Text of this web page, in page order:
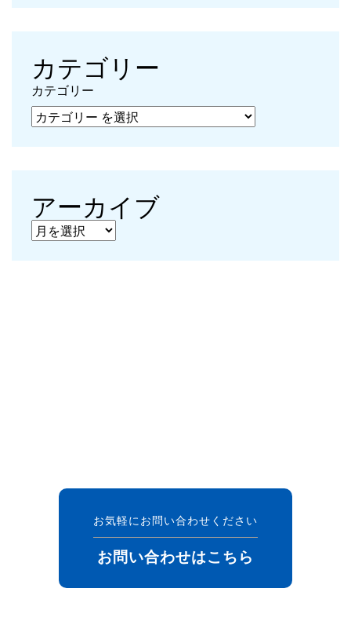
カテゴリー
カテゴリー
アーカイブ
アーカイブ
お気軽にお問い合わせください
お問い合わせはこちら